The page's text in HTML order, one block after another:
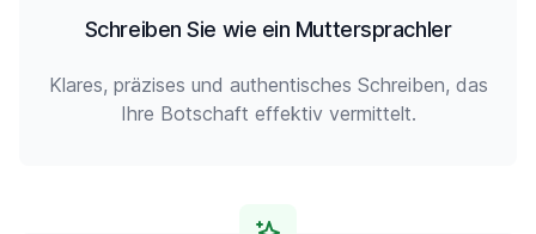
Schreiben Sie wie ein Muttersprachler
Klares, präzises und authentisches Schreiben, das
Ihre Botschaft effektiv vermittelt.